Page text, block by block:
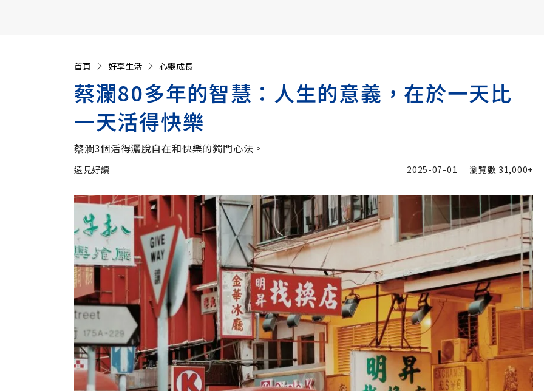
首頁 好享生活 心靈成長
蔡瀾80多年的智慧：人生的意義，在於一天比
一天活得快樂
蔡瀾3個活得灑脫自在和快樂的獨門心法。
遠見好讀
遠見好讀 加入追蹤
2025-07-01 瀏覽數 31,000+